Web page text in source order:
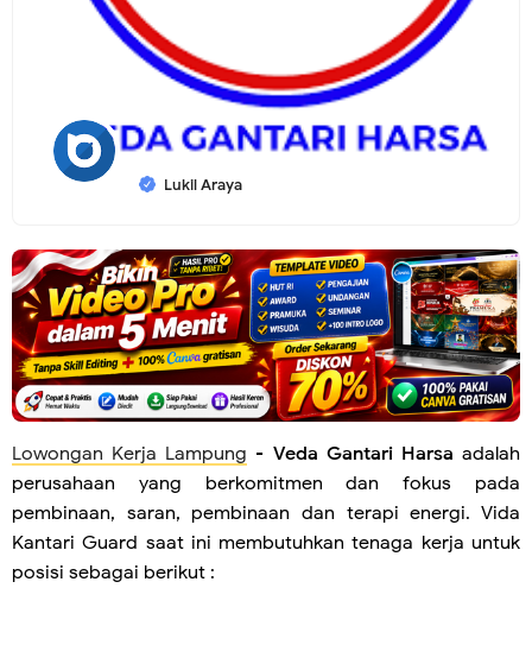
Lukil Araya
Lowongan Kerja Lampung - Veda Gantari Harsa adalah
perusahaan yang berkomitmen dan fokus pada
pembinaan, saran, pembinaan dan terapi energi. Vida
Kantari Guard saat ini membutuhkan tenaga kerja untuk
posisi sebagai berikut :